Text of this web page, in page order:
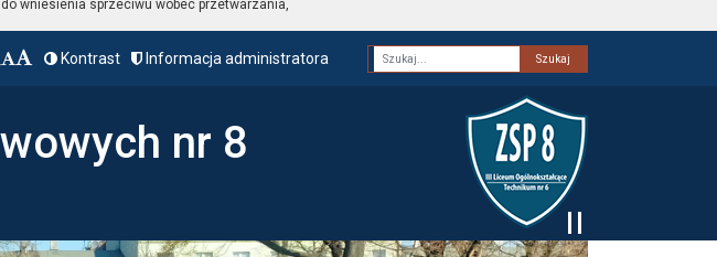
do wniesienia sprzeciwu wobec przetwarzania,
Kontrast Informacja administratora
Fraza
nr 8